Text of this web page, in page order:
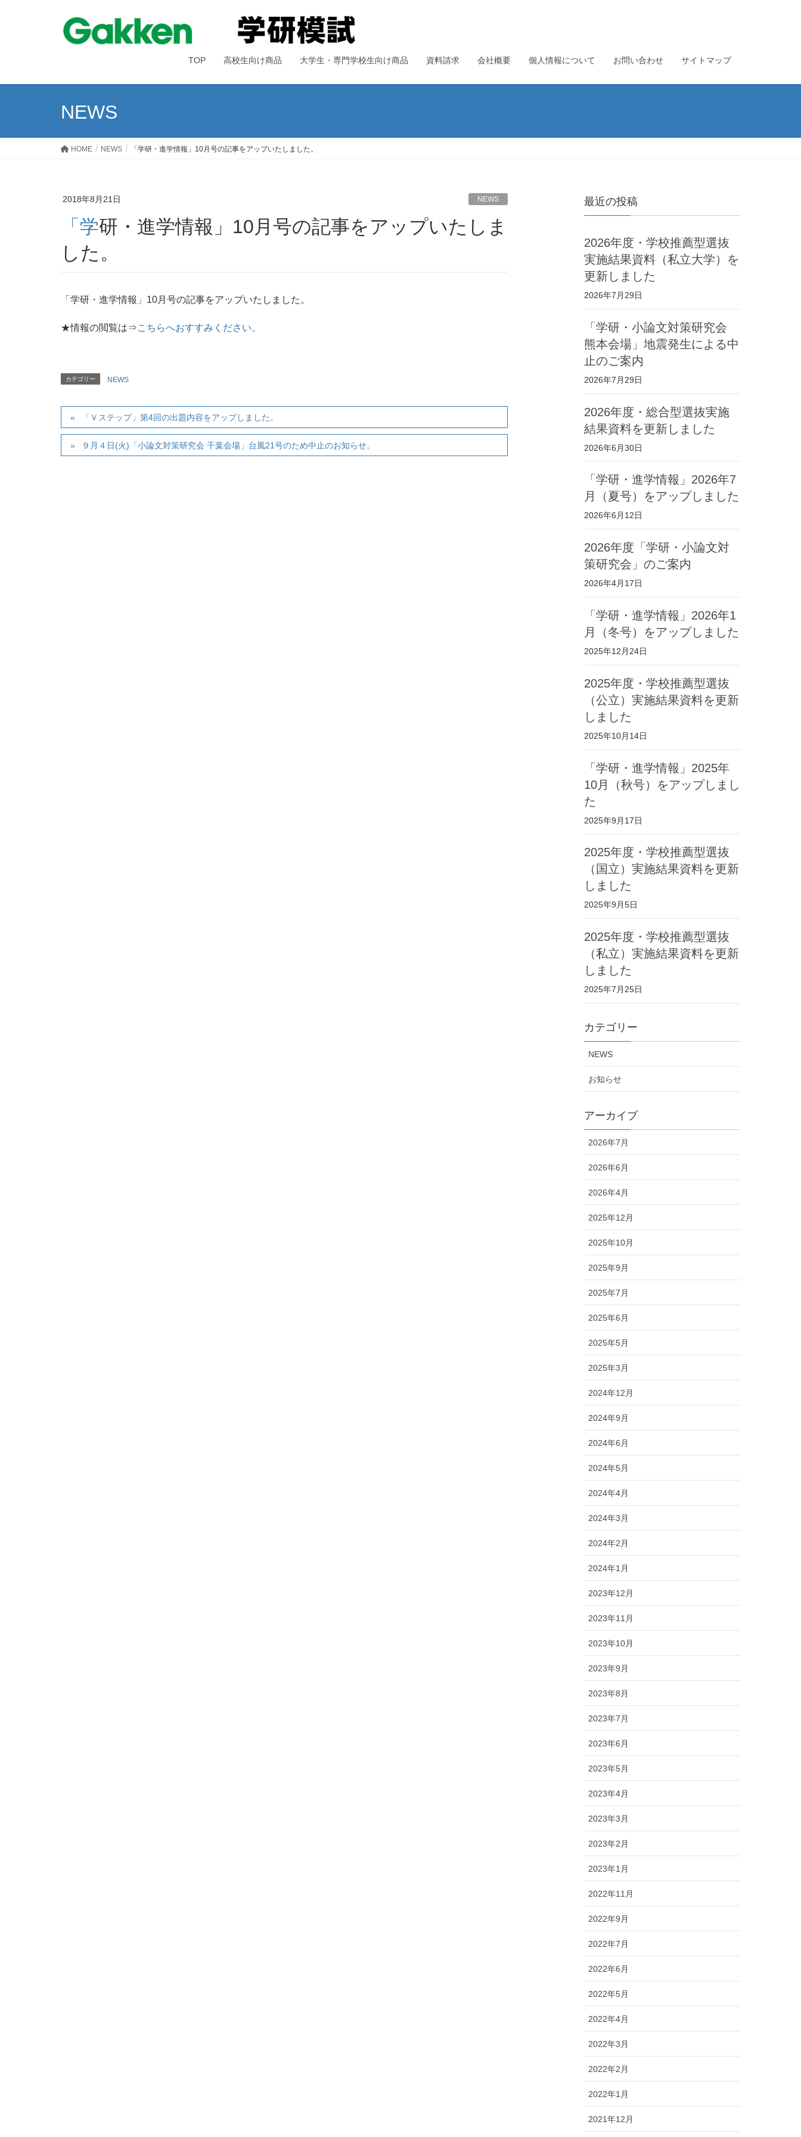
TOP 高校生向け商品 大学生・専門学校生向け商品 資料請求 会社概要 個人情報について お問い合わせ サイトマップ
NEWS
HOME NEWS 「学研・進学情報」10月号の記事をアップいたしました。
2018年8月21日 NEWS
「学研・進学情報」10月号の記事をアップいたしま
した。
「学研・進学情報」10月号の記事をアップいたしました。
★情報の閲覧は⇒こちらへおすすみください。
カテゴリー NEWS
「Ｖステップ」第4回の出題内容をアップしました。
９月４日(火)「小論文対策研究会 千葉会場」台風21号のため中止のお知らせ。
最近の投稿
2026年度・学校推薦型選抜
実施結果資料（私立大学）を
更新しました
2026年7月29日
「学研・小論文対策研究会
熊本会場」地震発生による中
止のご案内
2026年7月29日
2026年度・総合型選抜実施
結果資料を更新しました
2026年6月30日
「学研・進学情報」2026年7
月（夏号）をアップしました
2026年6月12日
2026年度「学研・小論文対
策研究会」のご案内
2026年4月17日
「学研・進学情報」2026年1
月（冬号）をアップしました
2025年12月24日
2025年度・学校推薦型選抜
（公立）実施結果資料を更新
しました
2025年10月14日
「学研・進学情報」2025年
10月（秋号）をアップしまし
た
2025年9月17日
2025年度・学校推薦型選抜
（国立）実施結果資料を更新
しました
2025年9月5日
2025年度・学校推薦型選抜
（私立）実施結果資料を更新
しました
2025年7月25日
カテゴリー
NEWS
お知らせ
アーカイブ
2026年7月
2026年6月
2026年4月
2025年12月
2025年10月
2025年9月
2025年7月
2025年6月
2025年5月
2025年3月
2024年12月
2024年9月
2024年6月
2024年5月
2024年4月
2024年3月
2024年2月
2024年1月
2023年12月
2023年11月
2023年10月
2023年9月
2023年8月
2023年7月
2023年6月
2023年5月
2023年4月
2023年3月
2023年2月
2023年1月
2022年11月
2022年9月
2022年7月
2022年6月
2022年5月
2022年4月
2022年3月
2022年2月
2022年1月
2021年12月